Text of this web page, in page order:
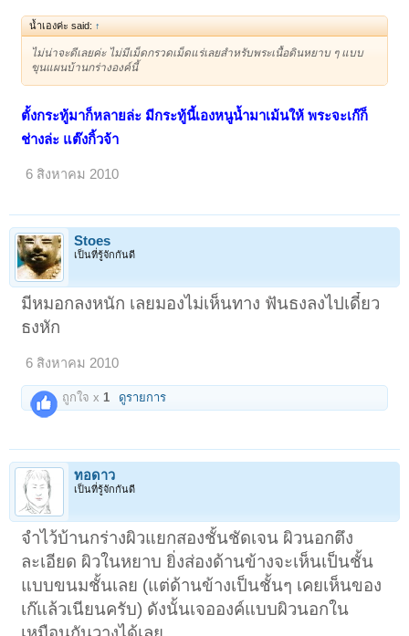
น้ำเองค่ะ said: ↑
ไม่น่าจะดีเลยค่ะ ไม่มีเม็ดกรวดเม็ดแร่เลยสำหรับพระเนื้อดินหยาบ ๆ แบบ
ขุนแผนบ้านกร่างองค์นี้
ตั้งกระทู้มาก็หลายล่ะ มีกระทู้นี้เองหนูน้ำมาเม้นให้ พระจะเก๊ก็
ช่างล่ะ แต๊งกิ้วจ้า
6 สิงหาคม 2010
Stoes
เป็นที่รู้จักกันดี
มีหมอกลงหนัก เลยมองไม่เห็นทาง ฟันธงลงไปเดี๋ยว
ธงหัก
6 สิงหาคม 2010
ถูกใจ x 1 ดูรายการ
ทอดาว
เป็นที่รู้จักกันดี
จำไว้บ้านกร่างผิวแยกสองชั้นชัดเจน ผิวนอกตึง
ละเอียด ผิวในหยาบ ยิ่งส่องด้านข้างจะเห็นเป็นชั้น
แบบขนมชั้นเลย (แต่ด้านข้างเป็นชั้นๆ เคยเห็นของ
เก๊แล้วเนียนครับ) ดังนั้นเจอองค์แบบผิวนอกใน